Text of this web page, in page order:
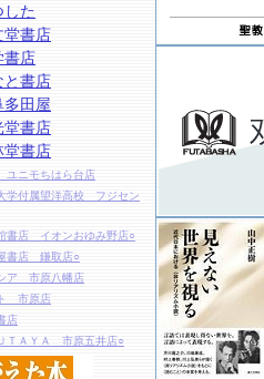
した
堂書店
書店
と書店
多田屋
堂書店
堂書店
ニモちはら台店
学付属望洋高校 フジセン
書店 イオンおゆみ野店○
書店 鎌取店○
ア 市原八幡店
市原店
店
ＴＡＹＡ 市原五井店○
王国 市原店